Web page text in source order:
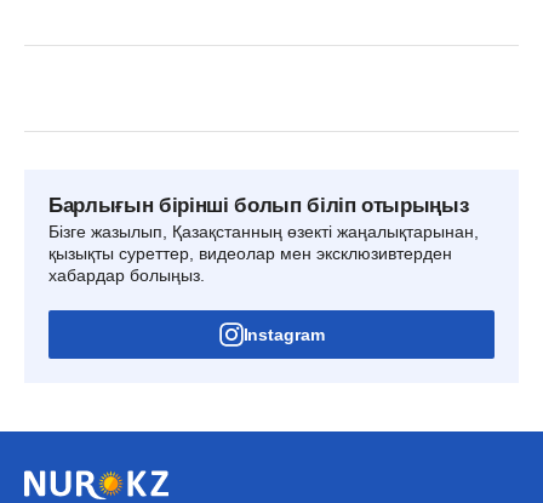
Барлығын бірінші болып біліп отырыңыз
Бізге жазылып, Қазақстанның өзекті жаңалықтарынан,
қызықты суреттер, видеолар мен эксклюзивтерден
хабардар болыңыз.
Instagram